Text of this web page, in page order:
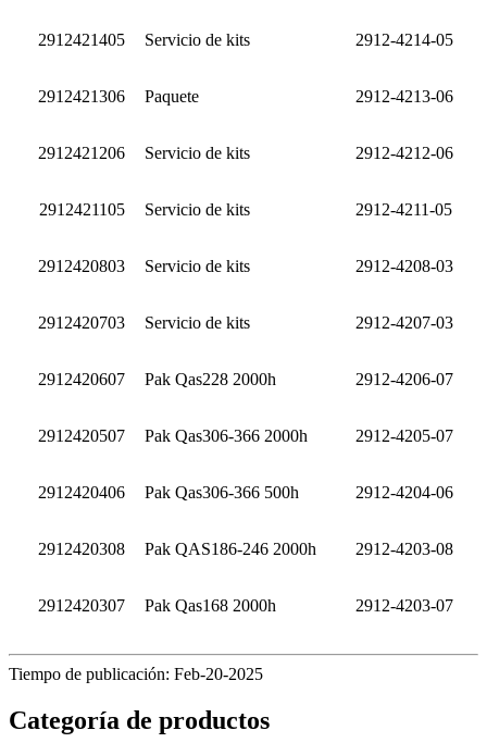
2912421405 Servicio de kits 2912-4214-05
2912421306 Paquete 2912-4213-06
2912421206 Servicio de kits 2912-4212-06
2912421105 Servicio de kits 2912-4211-05
2912420803 Servicio de kits 2912-4208-03
2912420703 Servicio de kits 2912-4207-03
2912420607 Pak Qas228 2000h 2912-4206-07
2912420507 Pak Qas306-366 2000h 2912-4205-07
2912420406 Pak Qas306-366 500h 2912-4204-06
2912420308 Pak QAS186-246 2000h 2912-4203-08
2912420307 Pak Qas168 2000h 2912-4203-07
Tiempo de publicación: Feb-20-2025
Categoría de productos